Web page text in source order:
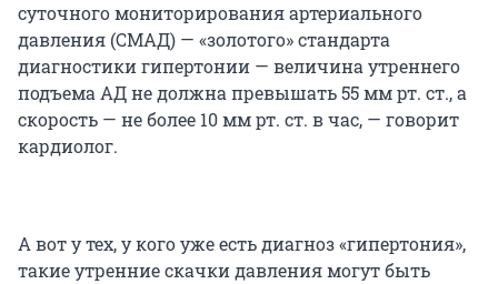
суточного мониторирования артериального
давления (СМАД) — «золотого» стандарта
диагностики гипертонии — величина утреннего
подъема АД не должна превышать 55 мм рт. ст., а
скорость — не более 10 мм рт. ст. в час, — говорит
кардиолог.
А вот у тех, у кого уже есть диагноз «гипертония»,
такие утренние скачки давления могут быть